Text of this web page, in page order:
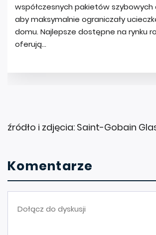
źródło i zdjęcia: Saint-Gobain
Komentarze